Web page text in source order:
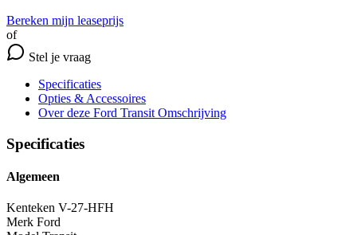
Bereken mijn leaseprijs
of
Stel je vraag
Specificaties
Opties & Accessoires
Over deze Ford Transit Omschrijving
Specificaties
Algemeen
Kenteken V-27-HFH
Merk Ford